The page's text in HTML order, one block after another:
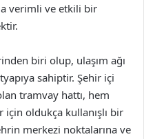
verimli ve etkili bir
biri olup, ulaşım ağı
sahiptir. Şehir içi
tramvay hattı, hem
oldukça kullanışlı bir
merkezi noktalarına ve